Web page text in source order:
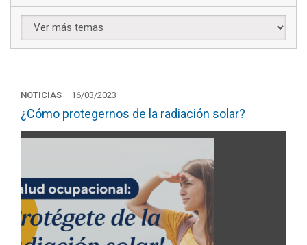
NOTICIAS 16/03/2023
¿Cómo protegernos de la radiación solar?